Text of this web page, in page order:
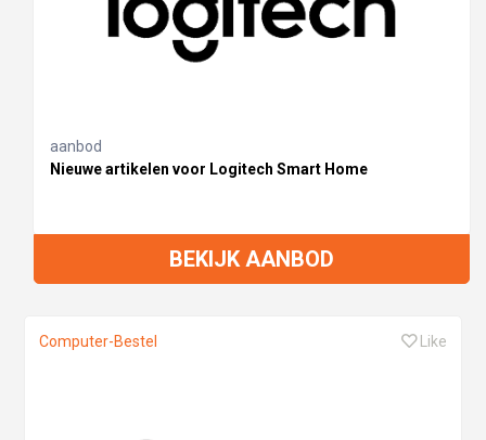
aanbod
Nieuwe artikelen voor Logitech Smart Home
BEKIJK AANBOD
Computer-Bestel Like